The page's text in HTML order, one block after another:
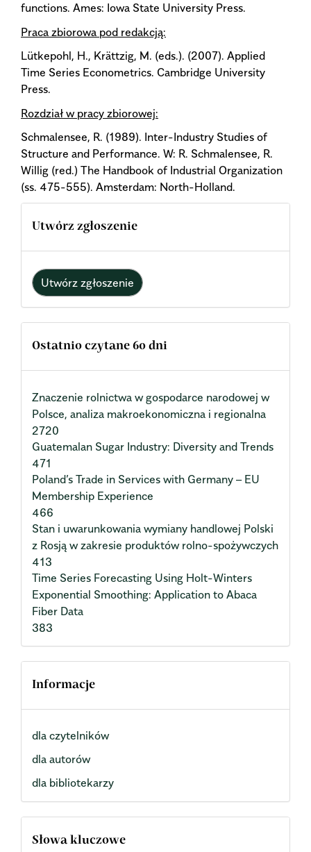
functions. Ames: Iowa State University Press.
Praca zbiorowa pod redakcją:
Lütkepohl, H., Krättzig, M. (eds.). (2007). Applied
Time Series Econometrics. Cambridge University
Press.
Rozdział w pracy zbiorowej:
Schmalensee, R. (1989). Inter-Industry Studies of
Structure and Performance. W: R. Schmalensee, R.
Willig (red.) The Handbook of Industrial Organization
(ss. 475-555). Amsterdam: North-Holland.
Utwórz zgłoszenie
Utwórz zgłoszenie
Ostatnio czytane 60 dni
Znaczenie rolnictwa w gospodarce narodowej w
Polsce, analiza makroekonomiczna i regionalna
2720
Guatemalan Sugar Industry: Diversity and Trends
471
Poland’s Trade in Services with Germany – EU
Membership Experience
466
Stan i uwarunkowania wymiany handlowej Polski
z Rosją w zakresie produktów rolno-spożywczych
413
Time Series Forecasting Using Holt-Winters
Exponential Smoothing: Application to Abaca
Fiber Data
383
Informacje
dla czytelników
dla autorów
dla bibliotekarzy
Słowa kluczowe